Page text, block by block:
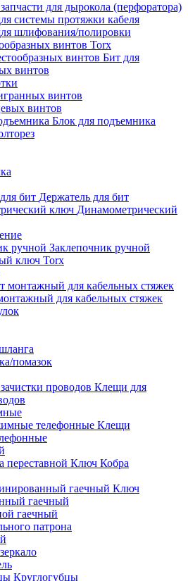
для дырокола (перфоратора)
системы протяжки кабеля
шлифования/полировки
винтов Torx
Бит для
винтов
винтов
винтов
Блок для подъемника
Держатель для бит
Динамометрический
Заклепочник ручной
ключ Torx
для кабельных стяжек
помазок
Клещи для
Клещи
Ключ Кобра
Ключ
гаечный
гаечный
патрона
Круглогубцы